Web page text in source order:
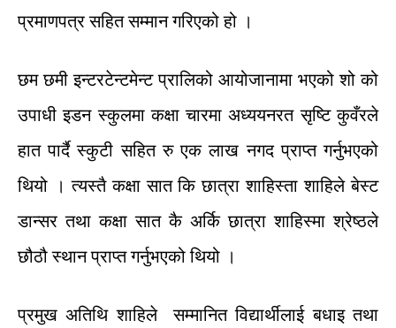
प्रमाणपत्र सहित सम्मान गरिएको हो ।
छम छमी इन्टरटेन्टमेन्ट प्रालिको आयोजानामा भएकोशो को
उपाधी इडन स्कुलमा कक्षा चारमा अध्ययनरत सृष्टि कुवँरले
हात पार्दै स्कुटी सहित रु एक लाख नगद प्राप्त गर्नुभएको
थियो । त्यस्तै कक्षा सात कि छात्रा शाहिस्ता शाहिले बेस्ट
डान्सर तथा कक्षा सात कै अर्कि छात्रा शाहिस्मा श्रेष्ठले
छौठौ स्थान प्राप्तगर्नुभएको थियो ।
प्रमुख अतिथि शाहिले सम्मानित विद्यार्थीलाई बधाइ तथा